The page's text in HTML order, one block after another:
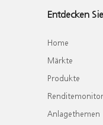
Entdecken
Home
Märkte
Produkte
Renditemonitor
Anlagethemen